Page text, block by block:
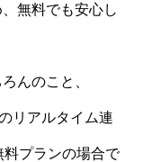
無料でも安心し
んのこと、
リアルタイム連
プランの場合で